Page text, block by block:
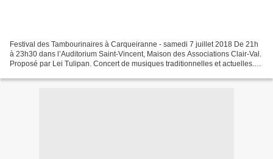
Festival des Tambourinaires à Carqueiranne - samedi 7 juillet 2018 De 21h
à 23h30 dans l’Auditorium Saint-Vincent, Maison des Associations Clair-Val.
Proposé par Lei Tulipan. Concert de musiques traditionnelles et actuelles.